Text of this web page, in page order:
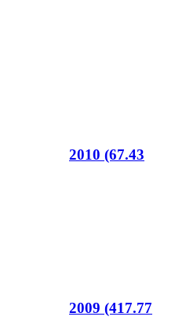
2010 (67.43
2009 (417.77